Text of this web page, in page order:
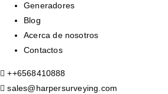
Generadores
Blog
Acerca de nosotros
Contactos
++6568410888
sales@harpersurveying.com